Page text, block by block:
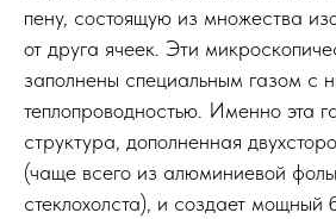
пену, состоящую из множества
от друга ячеек. Эти
заполнены специальным газом с
теплопроводностью. Именно эта
структура, дополненная
(чаще всего из алюминиевой
стеклохолста), и создает мощный